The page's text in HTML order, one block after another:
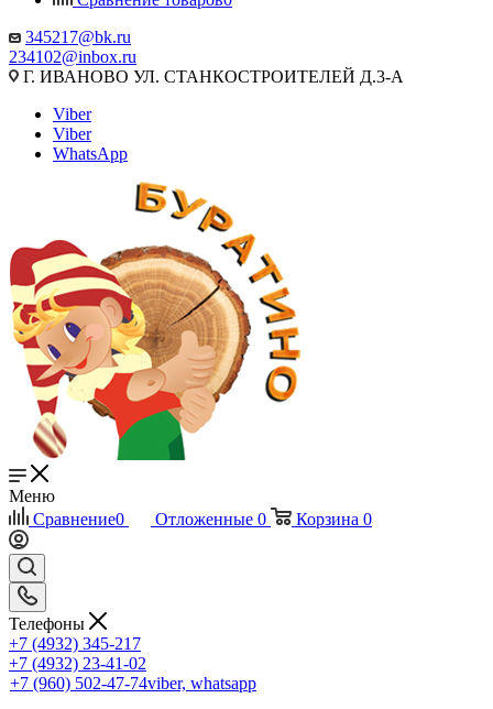
345217@bk.ru
234102@inbox.ru
Г. ИВАНОВО УЛ. СТАНКОСТРОИТЕЛЕЙ Д.3-А
Viber
Viber
WhatsApp
Меню
Сравнение0 Отложенные 0 Корзина 0
Телефоны
+7 (4932) 345-217
+7 (4932) 23-41-02
+7 (960) 502-47-74viber, whatsapp